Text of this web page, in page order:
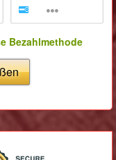
Bezahlmethode